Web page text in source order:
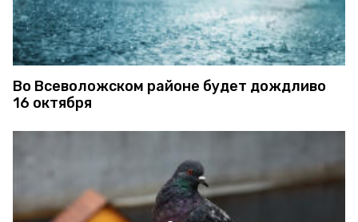
Во Всеволожском районе будет дождливо
16 октября